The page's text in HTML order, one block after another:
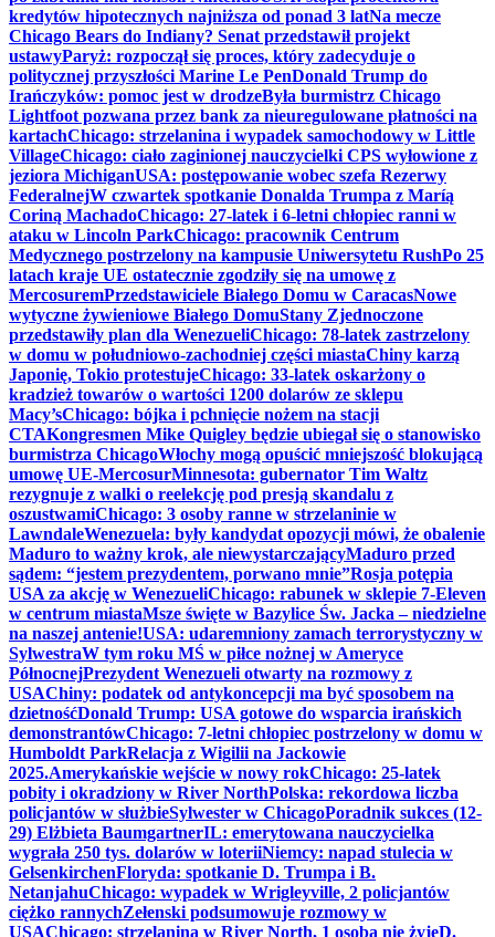
kredytów hipotecznych najniższa od ponad 3 latNa mecze
Chicago Bears do Indiany? Senat przedstawił projekt
ustawyParyż: rozpoczął się proces, który zadecyduje o
politycznej przyszłości Marine Le PenDonald Trump do
Irańczyków: pomoc jest w drodzeByła burmistrz Chicago
Lightfoot pozwana przez bank za nieuregulowane płatności na
kartachChicago: strzelanina i wypadek samochodowy w Little
VillageChicago: ciało zaginionej nauczycielki CPS wyłowione z
jeziora MichiganUSA: postępowanie wobec szefa Rezerwy
FederalnejW czwartek spotkanie Donalda Trumpa z Maríą
Coriną MachadoChicago: 27-latek i 6-letni chłopiec ranni w
ataku w Lincoln ParkChicago: pracownik Centrum
Medycznego postrzelony na kampusie Uniwersytetu RushPo 25
latach kraje UE ostatecznie zgodziły się na umowę z
MercosuremPrzedstawiciele Białego Domu w CaracasNowe
wytyczne żywieniowe Białego DomuStany Zjednoczone
przedstawiły plan dla WenezueliChicago: 78-latek zastrzelony
w domu w południowo-zachodniej części miastaChiny karzą
Japonię, Tokio protestujeChicago: 33-latek oskarżony o
kradzież towarów o wartości 1200 dolarów ze sklepu
Macy’sChicago: bójka i pchnięcie nożem na stacji
CTAKongresmen Mike Quigley będzie ubiegał się o stanowisko
burmistrza ChicagoWłochy mogą opuścić mniejszość blokującą
umowę UE-MercosurMinnesota: gubernator Tim Waltz
rezygnuje z walki o reelekcję pod presją skandalu z
oszustwamiChicago: 3 osoby ranne w strzelaninie w
LawndaleWenezuela: były kandydat opozycji mówi, że obalenie
Maduro to ważny krok, ale niewystarczającyMaduro przed
sądem: “jestem prezydentem, porwano mnie”Rosja potępia
USA za akcję w WenezueliChicago: rabunek w sklepie 7-Eleven
w centrum miastaMsze święte w Bazylice Św. Jacka – niedzielne
na naszej antenie!USA: udaremniony zamach terrorystyczny w
SylwestraW tym roku MŚ w piłce nożnej w Ameryce
PółnocnejPrezydent Wenezueli otwarty na rozmowy z
USAChiny: podatek od antykoncepcji ma być sposobem na
dzietnośćDonald Trump: USA gotowe do wsparcia irańskich
demonstrantówChicago: 7-letni chłopiec postrzelony w domu w
Humboldt ParkRelacja z Wigilii na Jackowie
2025.Amerykańskie wejście w nowy rokChicago: 25-latek
pobity i okradziony w River NorthPolska: rekordowa liczba
policjantów w służbieSylwester w ChicagoPoradnik sukces (12-
29) Elżbieta BaumgartnerIL: emerytowana nauczycielka
wygrała 250 tys. dolarów w loteriiNiemcy: napad stulecia w
GelsenkirchenFloryda: spotkanie D. Trumpa i B.
NetanjahuChicago: wypadek w Wrigleyville, 2 policjantów
ciężko rannychZełenski podsumowuje rozmowy w
USAChicago: strzelanina w River North, 1 osoba nie żyjeD.